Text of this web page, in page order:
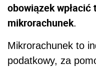
obowiązek wpłacić
mikrorachunek.
Mikrorachunek to
podatkowy, za